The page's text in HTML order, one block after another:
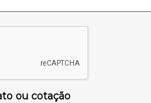
ou cotação